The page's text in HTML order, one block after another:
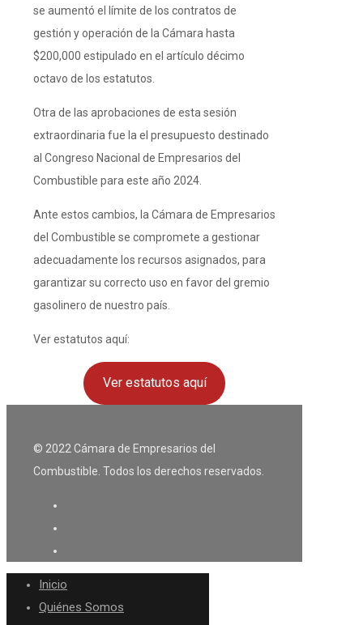
se aumentó el límite de los contratos de
gestión y operación de la Cámara hasta
$200,000 estipulado en el artículo décimo
octavo de los estatutos.
Otra de las aprobaciones de esta sesión
extraordinaria fue la el presupuesto destinado
al Congreso Nacional de Empresarios del
Combustible para este año 2024.
Ante estos cambios, la Cámara de Empresarios
del Combustible se compromete a gestionar
adecuadamente los recursos asignados, para
garantizar su correcto uso en favor del gremio
gasolinero de nuestro país.
Ver estatutos aquí:
Ver estatutos aquí
© 2022 Cámara de Empresarios del
Combustible. Todos los derechos reservados.
Inicio
Quiénes Somos